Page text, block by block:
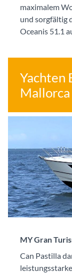
maximalem
und sorgfältig
Oceanis 51.1
Yachten
Mallorca
MY Gran
Can Pastilla